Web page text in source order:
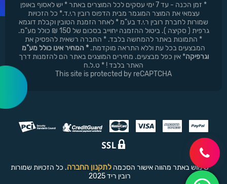
* זמן הכנה - עד 7 ימי עסקים לכל המוצרים באתר * יש לאסוף באופן
עצמאי את המוצר המוגמר מבית הדפוס רובין ר.י.ד.* כל הזכויות
שמורות לחברת רובין ר.י.ד בע"מ * לאחר הזמנת הטובין וקבלת דוגמא
גרפית ( סקיצה ). ביטול ההזמנה יחוייב בסכום של 150 ₪ כולל מע"מ.
* התמונות באתר להמחשה בלבד. * החברה רשאית להפסיק את
המבצעים בכל עת וללא התראה מוקדמת. * המחיר אינו כולל מע"מ
וגרפיקה* אין כפל מבצעים. מחירים המוצגים באתר הם להזמנות דרך
האתר בלבד ! * ט.ל.ח
This site is protected by reCAPTCHA
שימוש באתר מהווה אישור הסכמה לתקנון החברה. כל הזכויות שמורות
רובין ריד 2025